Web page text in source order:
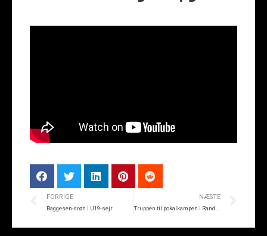
FORRIGE
Baggesen-drøn i U19-sejr
NÆSTE